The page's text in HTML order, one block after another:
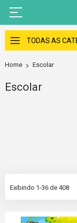
Skip
to
Content
TODAS AS
Home Escolar
Escolar
Exibindo 1-36 de 408